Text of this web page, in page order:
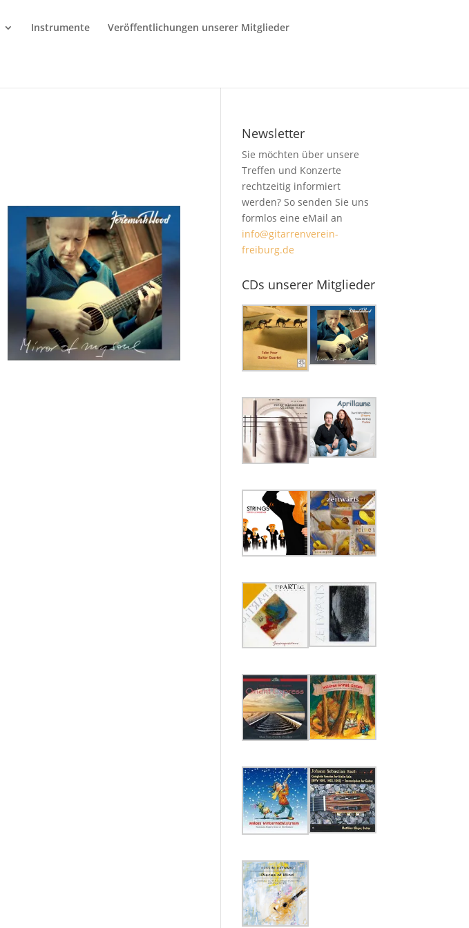
Instrumente Veröffentlichungen unserer Mitglieder
Newsletter
Sie möchten über unsere
Treffen und Konzerte
rechtzeitig informiert
werden? So senden Sie uns
formlos eine eMail an
info@gitarrenverein-
freiburg.de
CDs unserer Mitglieder